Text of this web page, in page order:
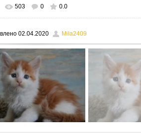
размере 795x530
503 0 0.0
02.04.2020 Mila2409